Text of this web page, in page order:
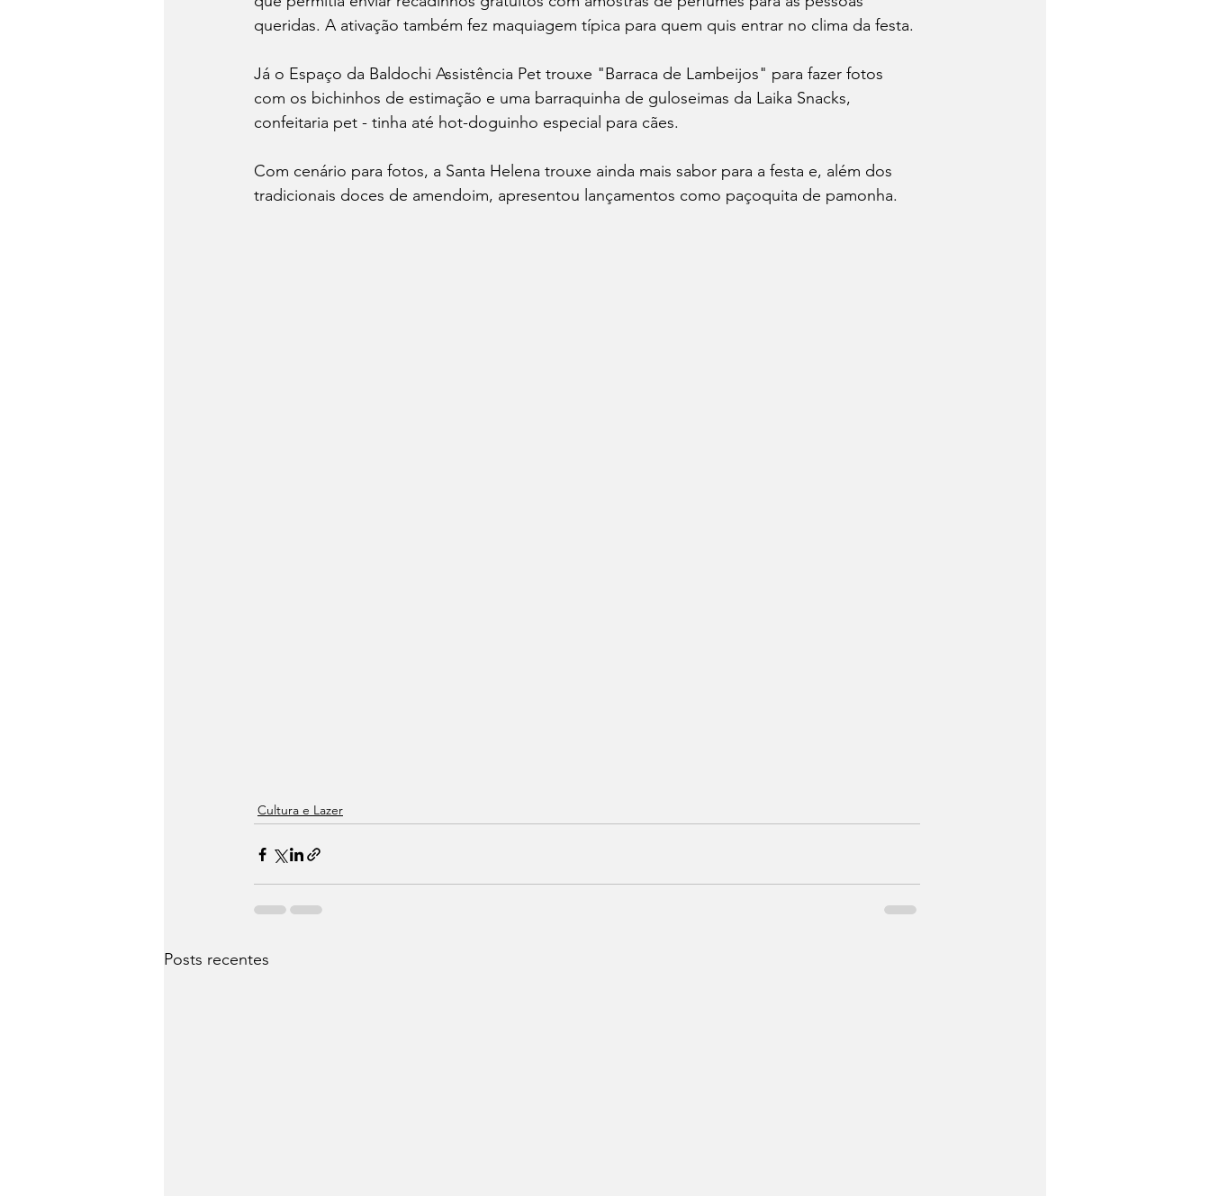
queridas. A ativação também fez maquiagem típica para quem quis entrar no clima da festa.
Já o Espaço da Baldochi Assistência Pet trouxe "Barraca de Lambeijos" para fazer fotos
com os bichinhos de estimação e uma barraquinha de guloseimas da Laika Snacks,
confeitaria pet - tinha até hot-doguinho especial para cães.
Com cenário para fotos, a Santa Helena trouxe ainda mais sabor para a festa e, além dos
tradicionais doces de amendoim, apresentou lançamentos como paçoquita de pamonha.
Cultura e Lazer
Posts recentes